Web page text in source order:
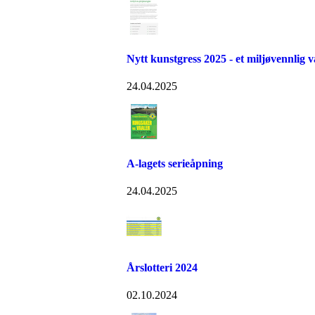
Nytt kunstgress 2025 - et miljøvennlig
24.04.2025
A-lagets serieåpning
24.04.2025
Årslotteri 2024
02.10.2024